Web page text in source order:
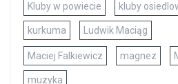
Kluby w powiecie kluby
kurkuma Ludwik Maciąg
Maciej Falkiewicz magnez
muzyka